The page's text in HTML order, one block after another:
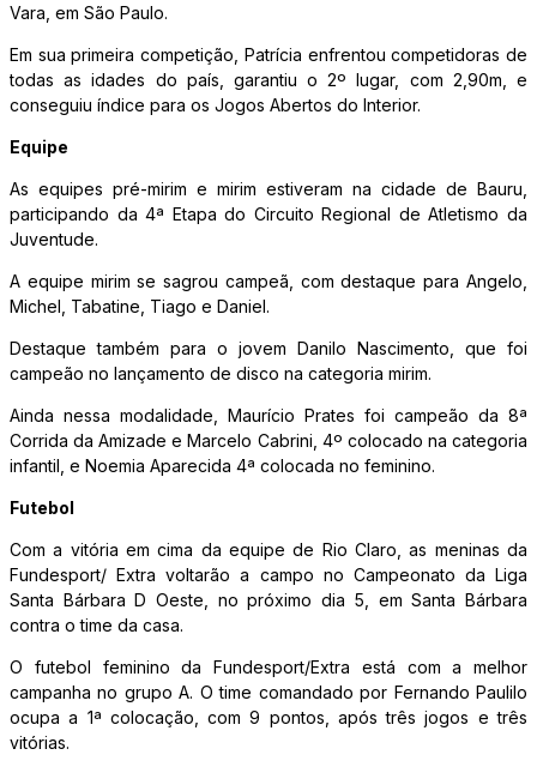
Vara, em São Paulo.
Em sua primeira competição, Patrícia enfrentou competidoras de
todas as idades do país, garantiu o 2º lugar, com 2,90m, e
conseguiu índice para os Jogos Abertos do Interior.
Equipe
As equipes pré-mirim e mirim estiveram na cidade de Bauru,
participando da 4ª Etapa do Circuito Regional de Atletismo da
Juventude.
A equipe mirim se sagrou campeã, com destaque para Angelo,
Michel, Tabatine, Tiago e Daniel.
Destaque também para o jovem Danilo Nascimento, que foi
campeão no lançamento de disco na categoria mirim.
Ainda nessa modalidade, Maurício Prates foi campeão da 8ª
Corrida da Amizade e Marcelo Cabrini, 4º colocado na categoria
infantil, e Noemia Aparecida 4ª colocada no feminino.
Futebol
Com a vitória em cima da equipe de Rio Claro, as meninas da
Fundesport/ Extra voltarão a campo no Campeonato da Liga
Santa Bárbara D Oeste, no próximo dia 5, em Santa Bárbara
contra o time da casa.
O futebol feminino da Fundesport/Extra está com a melhor
campanha no grupo A. O time comandado por Fernando Paulilo
ocupa a 1ª colocação, com 9 pontos, após três jogos e três
vitórias.